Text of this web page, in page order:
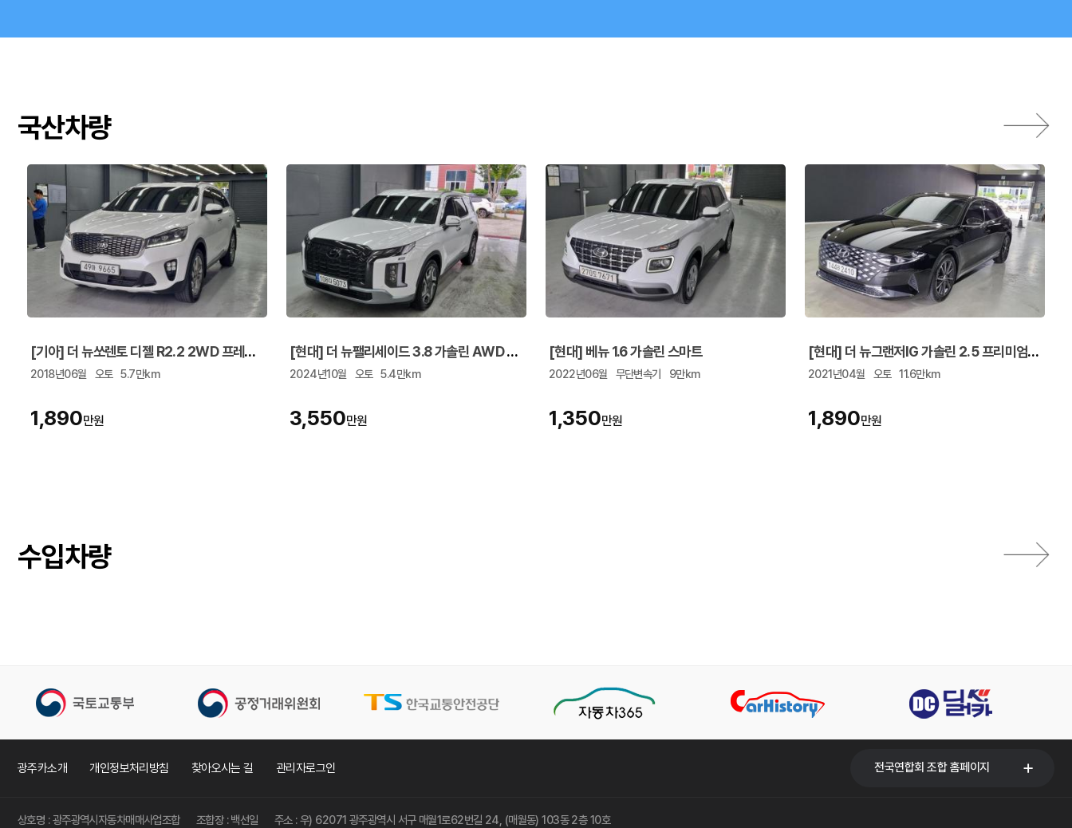
국산차량
[기아] 더 뉴쏘렌토 디젤 R2.2 2WD 프레스티지
2018년06월 오토 5.7만km
1,890만원
[현대] 더 뉴팰리세이드 3.8 가솔린 AWD 프레스티지
2024년10월 오토 5.4만km
3,550만원
[현대] 베뉴 1.6 가솔린 스마트
2022년06월 무단변속기 9만km
1,350만원
[현대] 더 뉴그랜저IG 가솔린 2.5 프리미엄 초이스
2021년04월 오토 11.6만km
1,890만원
수입차량
전국연합회 조합 홈페이지
광주카소개 개인정보처리방침 찾아오시는 길 관리자로그인
상호명 : 광주광역시자동차매매사업조합 조합장 : 백선일 주소 : 우) 62071 광주광역시 서구 매월1로62번길 24, (매월동) 103동 2층 10호